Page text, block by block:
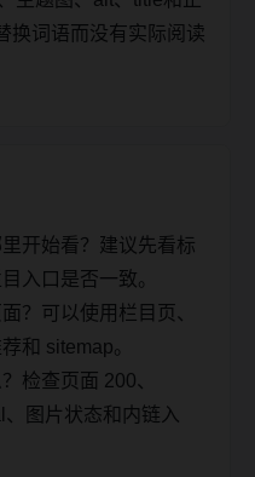
换词语而没有实际阅读
开始看？建议先看标
入口是否一致。
？可以使用栏目页、
和 sitemap。
检查页面 200、
图片状态和内链入